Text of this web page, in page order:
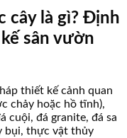
cây là gì? Định
sân vườn
thiết kế cảnh quan
chảy hoặc hồ tĩnh),
cuội, đá granite, đá sa
bụi, thực vật thủy